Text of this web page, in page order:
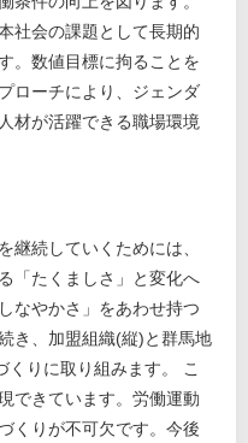
社会の課題として長期的
。数値目標に拘ることを
ローチにより、ジェンダ
材が活躍できる職場環境
続していくためには、
「たくましさ」と変化へ
なやかさ」をあわせ持つ
き、加盟組織(縦)と群馬地
りに取り組みます。 こ
できています。労働運動
くりが不可欠です。今後